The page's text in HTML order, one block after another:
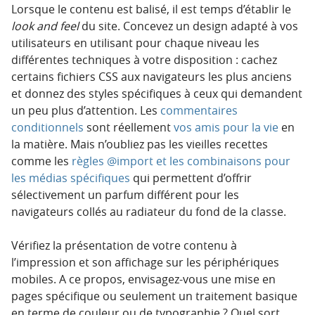
Lorsque le contenu est balisé, il est temps d’établir le
look and feeldu site. Concevez un design adapté à vos
utilisateurs en utilisant pour chaque niveau les
différentes techniques à votre disposition : cachez
certains fichiers CSS aux navigateurs les plus anciens
et donnez des styles spécifiques à ceux qui demandent
un peu plus d’attention. Les commentaires
conditionnels sont réellementvos amis pour la vie en
la matière. Mais n’oubliez pas les vieilles recettes
comme les règles @import et les combinaisons pour
les médias spécifiques qui permettent d’offrir
sélectivement un parfum différent pour les
navigateurs collés au radiateur du fond de la classe.
Vérifiez la présentation de votre contenu à
l’impression et son affichage sur les périphériques
mobiles. A ce propos, envisagez-vous une mise en
pages spécifique ou seulement un traitement basique